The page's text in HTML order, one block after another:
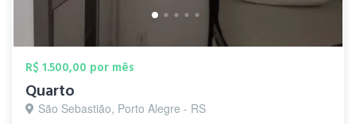
R$ 1.500,00 por mês
Quarto
São Sebastião, Porto Alegre - RS